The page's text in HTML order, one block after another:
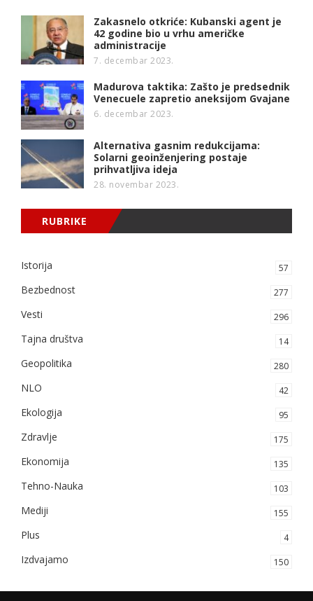
Zakasnelo otkriće: Kubanski agent je
42 godine bio u vrhu američke
administracije
7. decembar 2023.
Madurova taktika: Zašto je predsednik
Venecuele zapretio aneksijom Gvajane
6. decembar 2023.
Alternativa gasnim redukcijama:
Solarni geoinženjering postaje
prihvatljiva ideja
28. novembar 2023.
RUBRIKE
Istorija 57
Bezbednost 277
Vesti 296
Tajna društva 14
Geopolitika 280
NLO 42
Ekologija 95
Zdravlje 175
Ekonomija 135
Tehno-Nauka 103
Mediji 155
Plus 4
Izdvajamo 150